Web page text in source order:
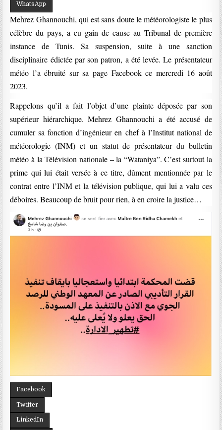
WhatsApp
Mehrez Ghannouchi, qui est sans doute le météorologiste le plus
célèbre du pays, a eu gain de cause au Tribunal de première
instance de Tunis. Sa suspension, suite à une sanction
disciplinaire édictée par son patron, a été levée. Le présentateur
météo l’a ébruité sur sa page Facebook ce mercredi 16 août
2023.
Rappelons qu’il a fait l’objet d’une plainte déposée par son
supérieur hiérarchique. Mehrez Ghannouchi a été accusé de
cumuler sa fonction d’ingénieur en chef à l’Institut national de
météorologie (INM) et un statut de présentateur du bulletin
météo à la Télévision nationale – la “Wataniya”. C’est surtout la
prime qui lui était versée à ce titre, dûment mentionnée par le
contrat entre l’INM et la télévision publique, qui lui a valu ces
déboires. Beaucoup de bruit pour rien, à en croire la justice…
Facebook
Twitter
LinkedIn